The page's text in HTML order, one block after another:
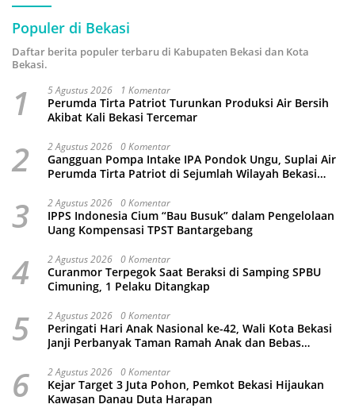
Populer di Bekasi
Daftar berita populer terbaru di Kabupaten Bekasi dan Kota
Bekasi.
1 5 Agustus 2026 1 Komentar
Perumda Tirta Patriot Turunkan Produksi Air Bersih
Akibat Kali Bekasi Tercemar
2 2 Agustus 2026 0 Komentar
Gangguan Pompa Intake IPA Pondok Ungu, Suplai Air
Perumda Tirta Patriot di Sejumlah Wilayah Bekasi
3 2 Agustus 2026 0 Komentar
IPPS Indonesia Cium “Bau Busuk” dalam Pengelolaan
Uang Kompensasi TPST Bantargebang
4 2 Agustus 2026 0 Komentar
Curanmor Terpegok Saat Beraksi di Samping SPBU
Cimuning, 1 Pelaku Ditangkap
5 2 Agustus 2026 0 Komentar
Peringati Hari Anak Nasional ke-42, Wali Kota Bekasi
Janji Perbanyak Taman Ramah Anak dan Bebas
6 2 Agustus 2026 0 Komentar
Kejar Target 3 Juta Pohon, Pemkot Bekasi Hijaukan
Kawasan Danau Duta Harapan